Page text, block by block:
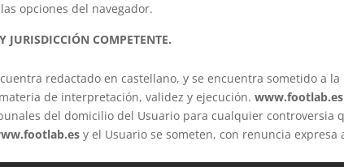
opciones del navegador.
JURISDICCIÓN COMPETENTE.
redactado en castellano, y se encuentra sometido a
de interpretación, validez y ejecución.www.footlab.es
del domicilio del Usuario para cualquier
y el Usuario se someten, con renuncia